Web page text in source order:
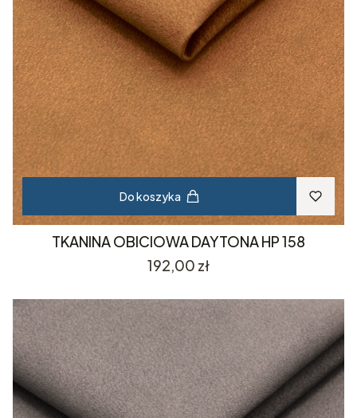
Do koszyka
TKANINA OBICIOWA DAYTONA HP 158
Cena
192,00 zł